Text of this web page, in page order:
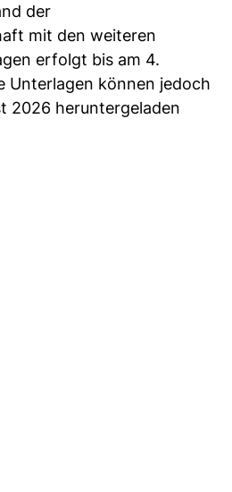
der
mit den weiteren
erfolgt bis am 4.
Unterlagen können jedoch
2026 heruntergeladen